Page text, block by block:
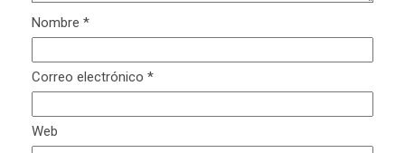
Nombre *
Correo electrónico *
Web